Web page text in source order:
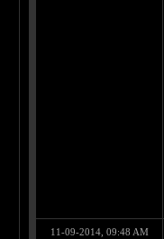
11-09-2014, 09:48 AM